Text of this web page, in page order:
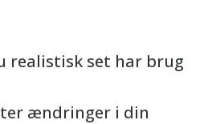
realistisk set har brug
ændringer i din